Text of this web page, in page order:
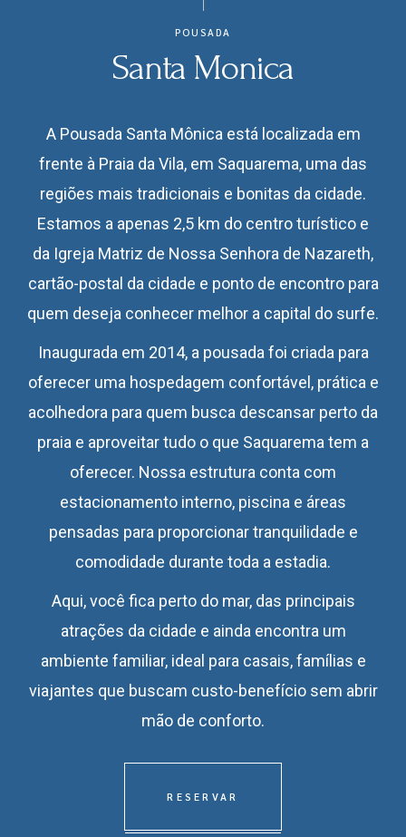
POUSADA
Santa Monica
A Pousada Santa Mônica está localizada em
frente à Praia da Vila, em Saquarema, uma das
regiões mais tradicionais e bonitas da cidade.
Estamos a apenas 2,5 km do centro turístico e
da Igreja Matriz de Nossa Senhora de Nazareth,
cartão-postal da cidade e ponto de encontro para
quem deseja conhecer melhor a capital do surfe.
Inaugurada em 2014, a pousada foi criada para
oferecer uma hospedagem confortável, prática e
acolhedora para quem busca descansar perto da
praia e aproveitar tudo o que Saquarema tem a
oferecer. Nossa estrutura conta com
estacionamento interno, piscina e áreas
pensadas para proporcionar tranquilidade e
comodidade durante toda a estadia.
Aqui, você fica perto do mar, das principais
atrações da cidade e ainda encontra um
ambiente familiar, ideal para casais, famílias e
viajantes que buscam custo-benefício sem abrir
mão de conforto.
RESERVAR